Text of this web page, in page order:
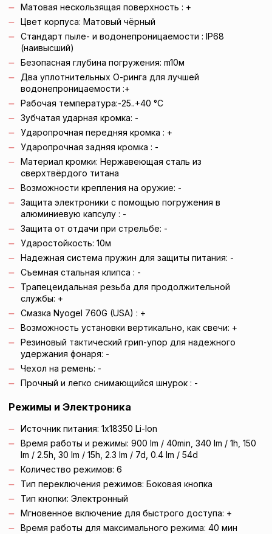
Матовая нескользящая поверхность : +
Цвет корпуса: Матовый чёрный
Стандарт пыле- и водонепроницаемости : IP68
(наивысший)
Безопасная глубина погружения: m10м
Два уплотнительных О-ринга для лучшей
водонепроницаемости :+
Рабочая температура:-25..+40 °C
Зубчатая ударная кромка: -
Ударопрочная передняя кромка : +
Ударопрочная задняя кромка : -
Материал кромки: Нержавеющая сталь из
сверхтвёрдого титана
Возможности крепления на оружие: -
Защита электроники с помощью погружения в
алюминиевую капсулу : -
Защита от отдачи при стрельбе: -
Ударостойкость: 10м
Надежная система пружин для защиты питания: -
Съемная стальная клипса : -
Трапецеидальная резьба для продолжительной
службы: +
Смазка Nyogel 760G (USA) : +
Возможность установки вертикально, как свечи: +
Резиновый тактический грип-упор для надежного
удержания фонаря: -
Чехол на ремень: -
Прочный и легко снимающийся шнурок : -
Режимы и Электроника
Источник питания: 1x18350 Li-Ion
Время работы и режимы: 900 lm / 40min, 340 lm / 1h, 150
lm / 2.5h, 30 lm / 15h, 2.3 lm / 7d, 0.4 lm / 54d
Количество режимов: 6
Тип переключения режимов: Боковая кнопка
Тип кнопки: Электронный
Мгновенное включение для быстрого доступа: +
Время работы для максимального режима: 40 мин